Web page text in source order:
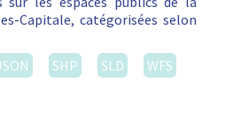
Capitale, catégorisées selon
SHP SLD
WFS